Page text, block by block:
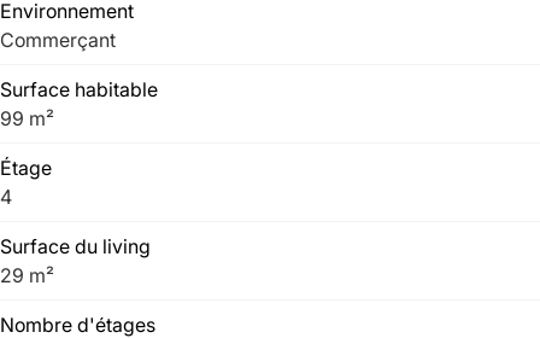
Environnement
Commerçant
Surface habitable
99 m²
Étage
4
Surface du living
29 m²
Nombre d'étages